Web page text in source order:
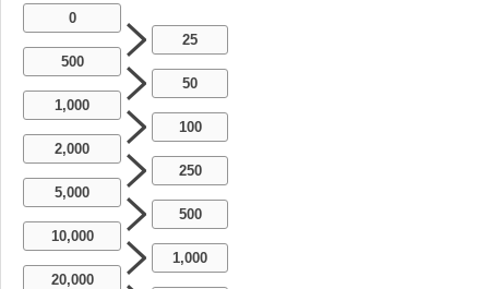
0
25
500
50
1,000
100
2,000
250
5,000
500
10,000
1,000
20,000